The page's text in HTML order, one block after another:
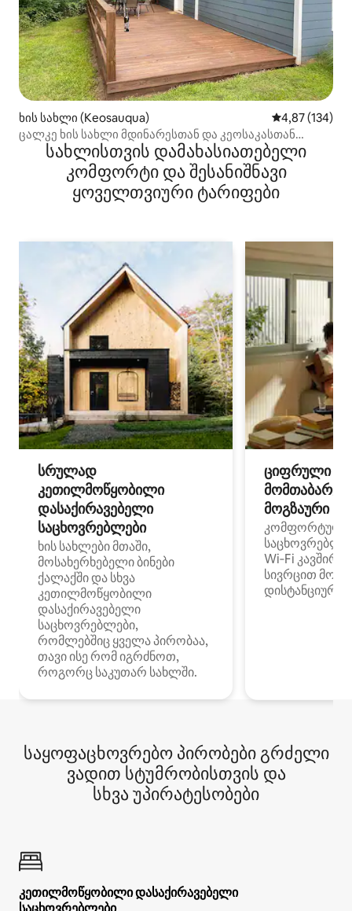
ხის სახლი (Keosauqua) საშუალო
4,87 (134)
ცალკე ხის სახლი მდინარესთან და კეოსაკასთან
ახლოსსახლისთვის დამახასიათებელი
კომფორტი და შესანიშნავი
ყოველთვიური ტარიფები
სრულად
კეთილმოწყობილი
დასაქირავებელი
საცხოვრებლები
ხის სახლები მთაში,
მოსახერხებელი ბინები
ქალაქში და სხვა
კეთილმოწყობილი
დასაქირავებელი
საცხოვრებლები,
რომლებშიც ყველა პირობაა,
თავი ისე რომ იგრძნოთ,
როგორც საკუთარ სახლში.
ციფრული
მოგზაური
კომფორტული
Wi‑Fi
სივრცით
დისტანციური
საყოფაცხოვრებო პირობები გრძელი
ვადით სტუმრობისთვის და
სხვა უპირატესობები
კეთილმოწყობილი დასაქირავებელი